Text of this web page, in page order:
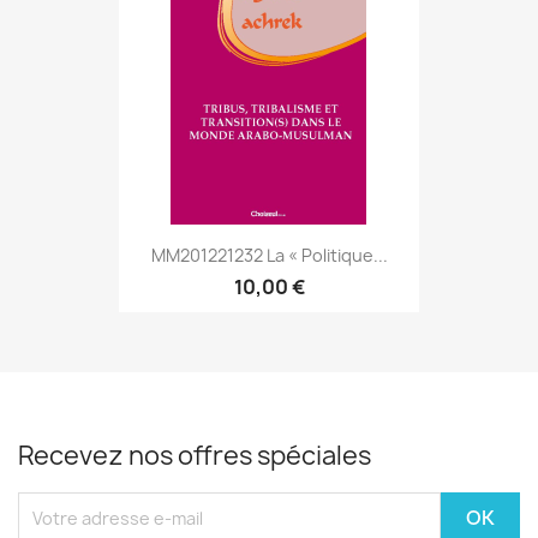
MM201221232 La « Politique...
10,00 €
Recevez nos offres spéciales